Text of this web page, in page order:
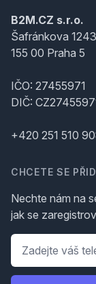
B2M.CZ s.r.o.
Šafránkova
155 00 Praha 5
IČO: 27455971
DIČ:
+420 251 510
CHCETE SE
Nechte nám na
jak se
Telefon